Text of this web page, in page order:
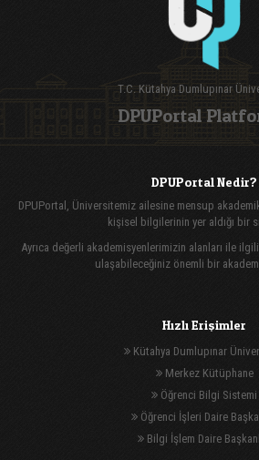
T.C. Kütahya Dumlupınar
DPUPortal
DPUPortal Nedir?
DPUPortal, Üniversitemiz ailesine mensup
kişisel bilgilerinin yer aldığı bir
Ayrıca değerli akademisyenlerimizin alanları ile
ulaşabileceğiniz önemli bir
Hızlı Erişimler
Kütahya Dumlupınar
Merkez Kütüphane
Öğrenci Bilgi Sistemi
Öğrenci İşleri Daire
Bilgi İşlem Daire